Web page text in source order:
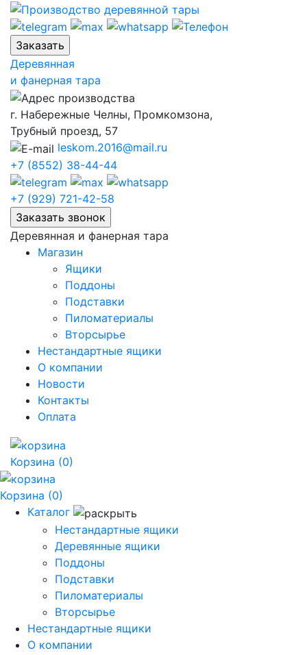
Skip
content
Деревянная
и фанерная тара
г. Набережные Челны, Промкомзона,
Трубный проезд, 57
leskom.2016@mail.ru
+7 (8552) 38-44-44
+7 (929) 721-42-58
Деревянная и фанерная тара
Магазин
Ящики
Поддоны
Подставки
Пиломатериалы
Вторсырье
Нестандартные ящики
О компании
Новости
Контакты
Оплата
Корзина (0)
Корзина (0)
Каталог
Нестандартные ящики
Деревянные ящики
Поддоны
Подставки
Пиломатериалы
Вторсырье
Нестандартные ящики
О компании